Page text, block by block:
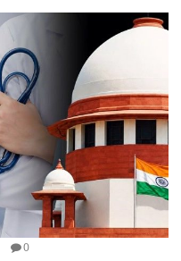
0